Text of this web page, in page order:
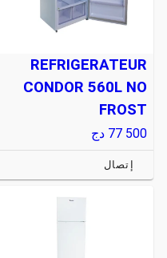
REFRIGERATEUR
CONDOR 560L NO
FROST
77 500 دج
إتصال